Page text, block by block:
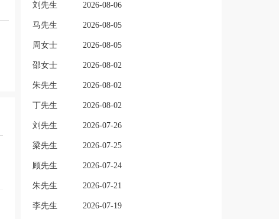
刘先生 2026-08-06
马先生 2026-08-05
周女士 2026-08-05
邵女士 2026-08-02
朱先生 2026-08-02
丁先生 2026-08-02
刘先生 2026-07-26
梁先生 2026-07-25
顾先生 2026-07-24
朱先生 2026-07-21
李先生 2026-07-19